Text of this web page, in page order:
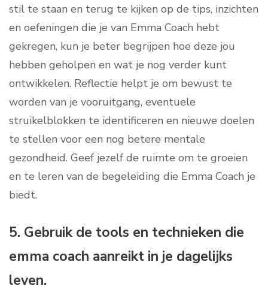
stil te staan en terug te kijken op de tips, inzichten
en oefeningen die je van Emma Coach hebt
gekregen, kun je beter begrijpen hoe deze jou
hebben geholpen en wat je nog verder kunt
ontwikkelen. Reflectie helpt je om bewust te
worden van je vooruitgang, eventuele
struikelblokken te identificeren en nieuwe doelen
te stellen voor een nog betere mentale
gezondheid. Geef jezelf de ruimte om te groeien
en te leren van de begeleiding die Emma Coach je
biedt.
5. Gebruik de tools en technieken die
emma coach aanreikt in je dagelijks
leven.